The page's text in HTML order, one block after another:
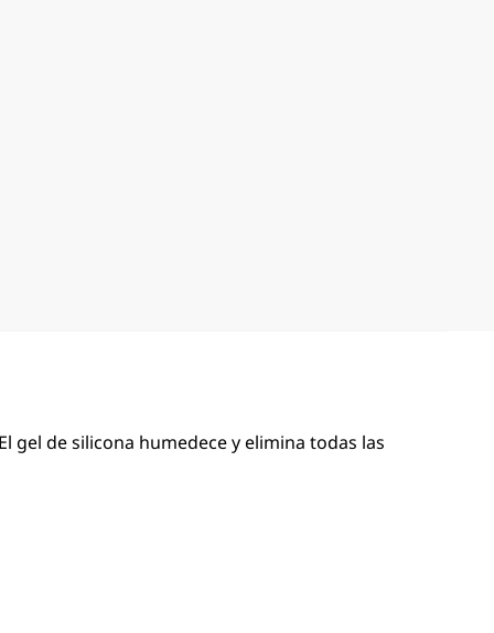
gel de silicona humedece y elimina todas las